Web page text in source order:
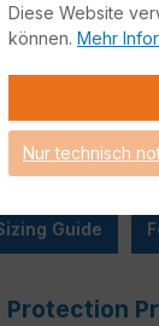
von
Guide
Protection
Diese Website
können. Mehr
Nur technisch